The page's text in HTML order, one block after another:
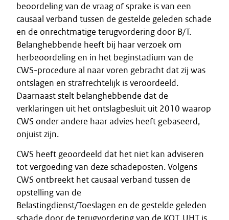
beoordeling van de vraag of sprake is van een
causaal verband tussen de gestelde geleden schade
en de onrechtmatige terugvordering door B/T.
Belanghebbende heeft bij haar verzoek om
herbeoordeling en in het beginstadium van de
CWS-procedure al naar voren gebracht dat zij was
ontslagen en strafrechtelijk is veroordeeld.
Daarnaast stelt belanghebbende dat de
verklaringen uit het ontslagbesluit uit 2010 waarop
CWS onder andere haar advies heeft gebaseerd,
onjuist zijn.
CWS heeft geoordeeld dat het niet kan adviseren
tot vergoeding van deze schadeposten. Volgens
CWS ontbreekt het causaal verband tussen de
opstelling van de
Belastingdienst/Toeslagen en de gestelde geleden